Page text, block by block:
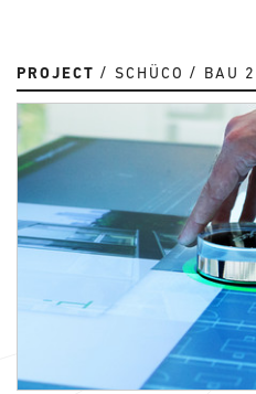
PROJECT SCHÜCO BAU